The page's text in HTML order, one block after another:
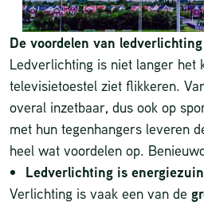
De voordelen van
Ledverlichting is niet langer het
televisietoestel ziet flikkeren.
overal inzetbaar, dus ook op
met hun tegenhangers leveren
heel wat voordelen op.
Ledverlichting is
Verlichting is vaak een van de